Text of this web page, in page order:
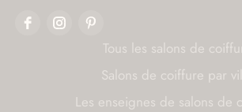
Tous les salons de
Salons de coiffure par
Les enseignes de salons de